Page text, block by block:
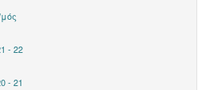
- 22
- 21